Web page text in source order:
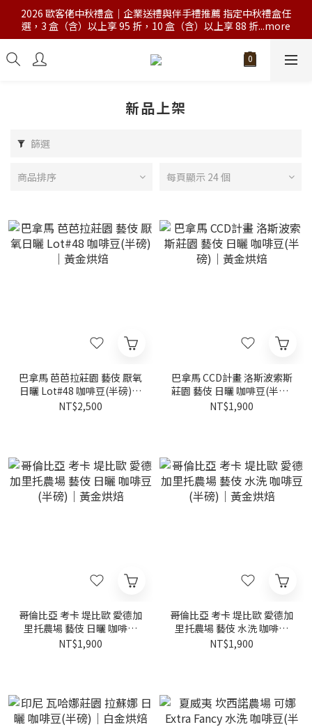
2026 歐客佬中秋禮盒｜企業送禮與伴手禮推薦 指定中秋禮盒任
選，3 盒（含）以上享 95 折，10 盒（含）以上享 88 折...more
新品上架
篩選
商品排序 每頁顯示 24 個
巴拿馬 芭芭拉莊園 藝伎 厭氧
日曬 Lot#48 咖啡豆(半磅)｜
黃金烘焙
NT$2,500
巴拿馬 CCD計畫 洛斯波索斯
莊園 藝伎 日曬 咖啡豆(半磅)
｜黃金烘焙
NT$1,900
哥倫比亞 考卡 堤比歐 愛德加
里托農場 藝伎 日曬 咖啡豆
(半磅)｜黃金烘焙
NT$1,900
哥倫比亞 考卡 堤比歐 愛德加
里托農場 藝伎 水洗 咖啡豆
(半磅)｜黃金烘焙
NT$1,900